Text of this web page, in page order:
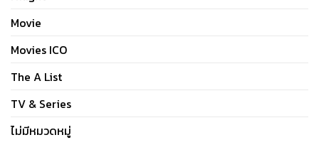
Movie
Movies ICO
The A List
TV & Series
ไม่มีหมวดหมู่